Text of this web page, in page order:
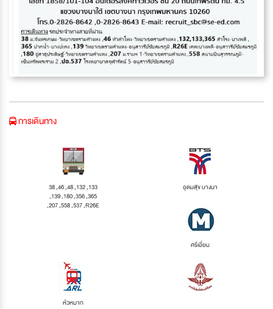
การเดินทาง
38 ,46 ,48 ,132 ,133
,139 ,180 ,356 ,365
,207 ,558 ,537 ,R26E
อุดมสุข บางนา
ศรีเอี่ยม
หัวหมาก